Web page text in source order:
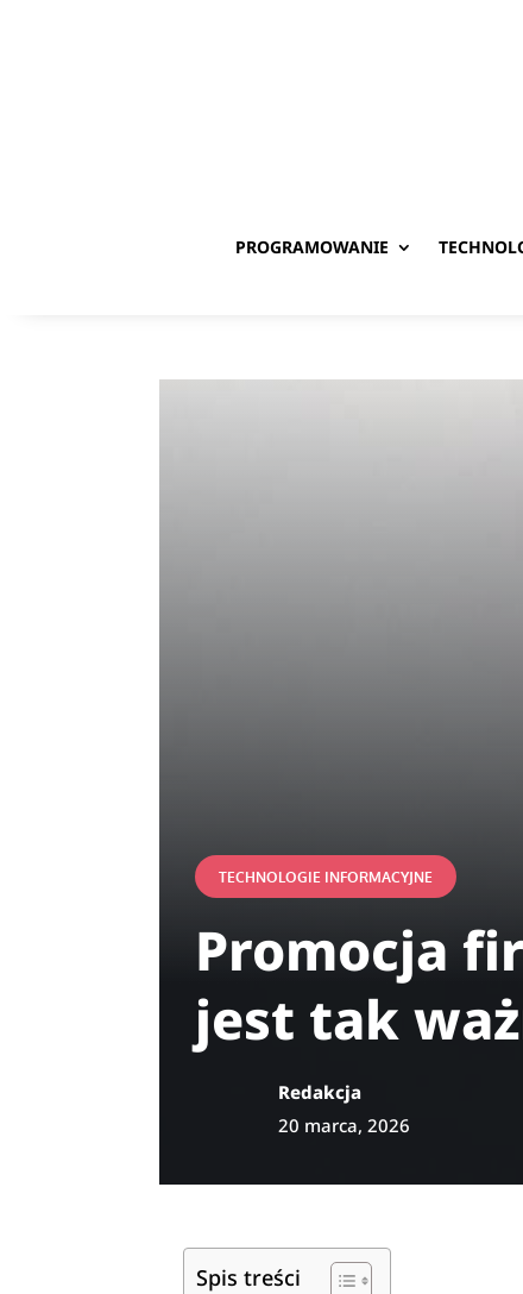
PROGRAMOWANIE
TECHNOLOGIE INFORMACYJNE
Promocja
jest tak
Redakcja
20 marca, 2026
Spis treści